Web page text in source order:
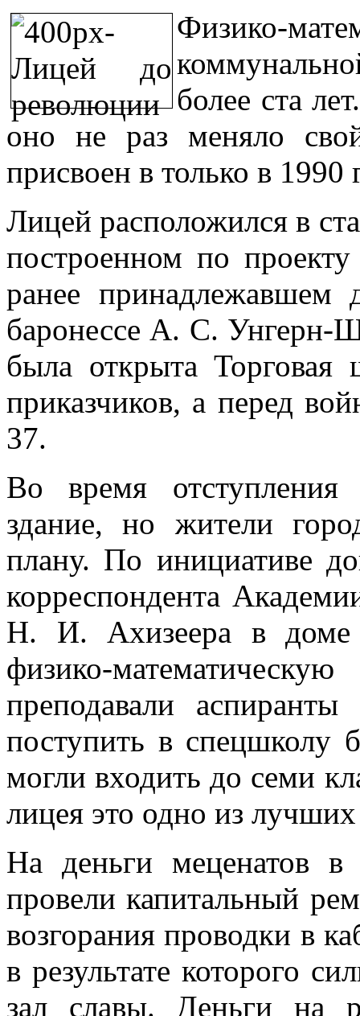
Физико-
более ста
оно не раз меняло
присвоен в только в 1990
Лицей расположился в
построенном по
ранее принадлежавшем
баронессе А. С. Унгерн-
была открыта Торговая
приказчиков, а перед
37.
Во время отступления
здание, но жители
плану. По инициативе
корреспондента
Н. И. Ахизеера в доме
физико-
преподавали
поступить в спецшколу
могли входить до семи
лицея это одно из
На деньги меценатов в
провели капитальный
возгорания проводки в
в результате которого
зал славы. Деньги на